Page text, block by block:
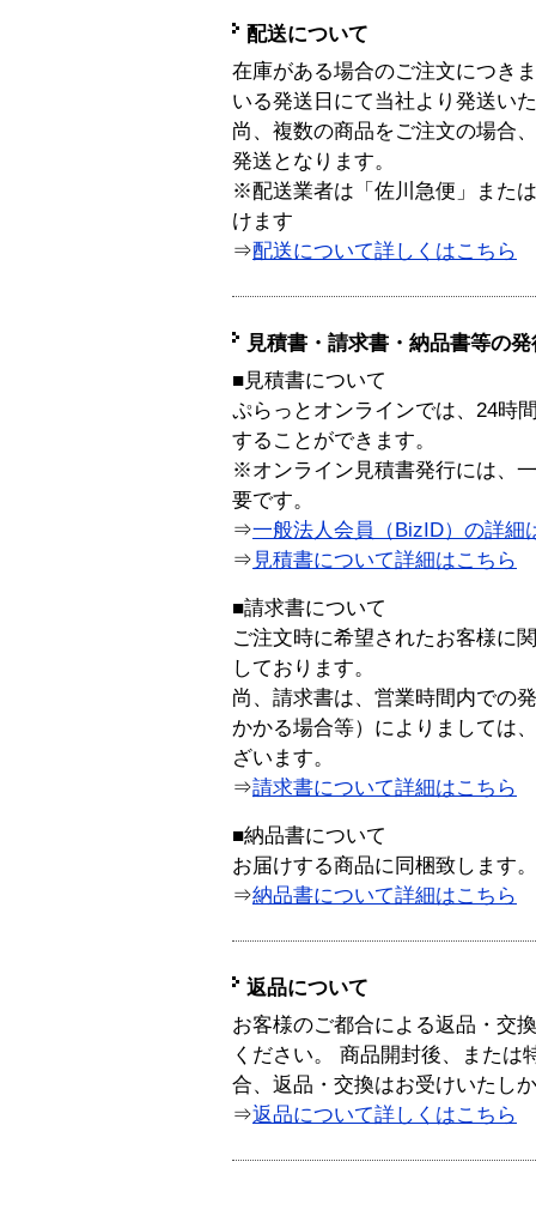
配送について
在庫がある場合のご注文につき
いる発送日にて当社より発送い
尚、複数の商品をご注文の場合
発送となります。
※配送業者は「佐川急便」また
けます
⇒配送について詳しくはこちら
見積書・請求書・納品書等の
■見積書について
ぷらっとオンラインでは、24時
することができます。
※オンライン見積書発行には、
要です。
⇒一般法人会員（BizID）の詳細
⇒ 見積書について詳細はこちら
■請求書について
ご注文時に希望されたお客様に
しております。
尚、請求書は、営業時間内での
かかる場合等）によりましては
ざいます。
⇒請求書について詳細はこちら
■納品書について
お届けする商品に同梱致します。
⇒納品書について詳細はこちら
返品について
お客様のご都合による返品・交
ください。 商品開封後、または
合、返品・交換はお受けいたし
⇒返品について詳しくはこちら